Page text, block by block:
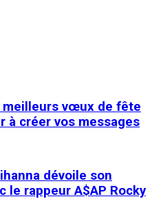
vœux de fête
à créer vos messages
dévoile son
le rappeur A$AP Rocky